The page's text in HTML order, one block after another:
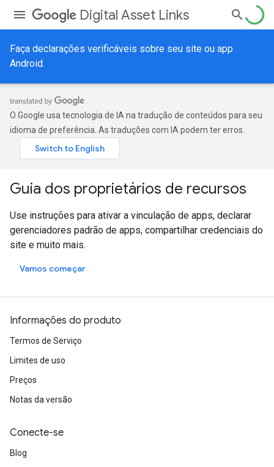
Digital Asset Links
Faça declarações verificáveis sobre seu site ou app
Android.
O Google usa tecnologia de IA na tradução de conteúdos para seu
idioma de preferência. As traduções com IA podem ter erros.
Guia dos proprietários de recursos
Use instruções para ativar a vinculação de apps, declarar
gerenciadores padrão de apps, compartilhar credenciais do
site e muito mais.
Vamos começar
Informações do produto
Termos de Serviço
Limites de uso
Preços
Notas da versão
Conecte-se
Blog